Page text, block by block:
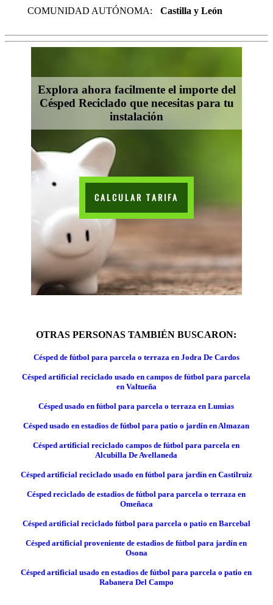
COMUNIDAD AUTÓNOMA: Castilla y León
Explora ahora facilmente el importe del
Césped Reciclado que necesitas para tu
instalación
CALCULAR TARIFA
OTRAS PERSONAS TAMBIÉN BUSCARON:
Césped de fútbol para parcela o terraza en Jodra De Cardos
Césped artificial reciclado usado en campos de fútbol para parcela
en Valtueña
Césped usado en fútbol para parcela o terraza en Lumias
Césped usado en estadios de fútbol para patio o jardín en Almazan
Césped artificial reciclado campos de fútbol para parcela en
Alcubilla De Avellaneda
Césped artificial reciclado usado en fútbol para jardín en Castilruiz
Césped reciclado de estadios de fútbol para parcela o terraza en
Omeñaca
Césped artificial reciclado fútbol para parcela o patio en Barcebal
Césped artificial proveniente de estadios de fútbol para jardín en
Osona
Césped artificial usado en estadios de fútbol para parcela o patio en
Rabanera Del Campo